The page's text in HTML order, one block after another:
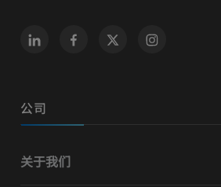
公司
关于我们